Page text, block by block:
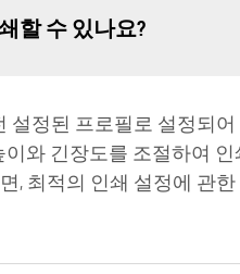
할 수 있나요?
설정된 프로필로 설정되어
와 긴장도를 조절하여 인
, 최적의 인쇄 설정에 관한